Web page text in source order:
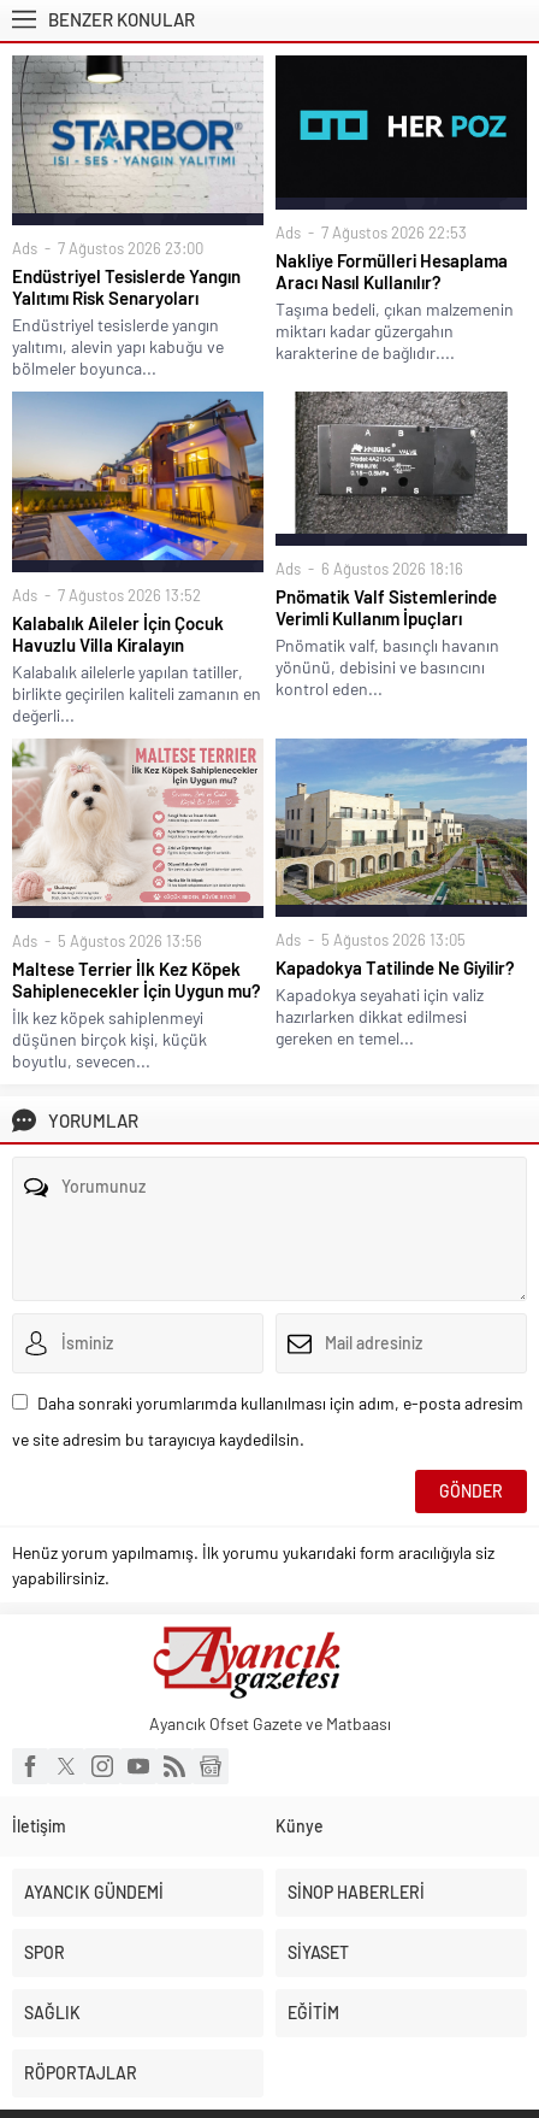
BENZER KONULAR
Ads 7 Ağustos 2026 23:00
Endüstriyel Tesislerde Yangın
Yalıtımı Risk Senaryoları
Endüstriyel tesislerde yangın
yalıtımı, alevin yapı kabuğu ve
bölmeler boyunca...
Ads 7 Ağustos 2026 22:53
Nakliye Formülleri Hesaplama
Aracı Nasıl Kullanılır?
Taşıma bedeli, çıkan malzemenin
miktarı kadar güzergahın
karakterine de bağlıdır....
Ads 7 Ağustos 2026 13:52
Kalabalık Aileler İçin Çocuk
Havuzlu Villa Kiralayın
Kalabalık ailelerle yapılan tatiller,
birlikte geçirilen kaliteli zamanın en
değerli...
Ads 6 Ağustos 2026 18:16
Pnömatik Valf Sistemlerinde
Verimli Kullanım İpuçları
Pnömatik valf, basınçlı havanın
yönünü, debisini ve basıncını
kontrol eden...
Ads 5 Ağustos 2026 13:56
Maltese Terrier İlk Kez Köpek
Sahiplenecekler İçin Uygun mu?
İlk kez köpek sahiplenmeyi
düşünen birçok kişi, küçük
boyutlu, sevecen...
Ads 5 Ağustos 2026 13:05
Kapadokya Tatilinde Ne Giyilir?
Kapadokya seyahati için valiz
hazırlarken dikkat edilmesi
gereken en temel...
YORUMLAR
Daha sonraki yorumlarımda kullanılması için adım, e-posta adresim
ve site adresim bu tarayıcıya kaydedilsin.
Henüz yorum yapılmamış. İlk yorumu yukarıdaki form aracılığıyla siz
yapabilirsiniz.
Ayancık Ofset Gazete ve Matbaası
İletişim Künye
AYANCIK GÜNDEMİ SİNOP HABERLERİ
SPOR SİYASET
SAĞLIK EĞİTİM
RÖPORTAJLAR